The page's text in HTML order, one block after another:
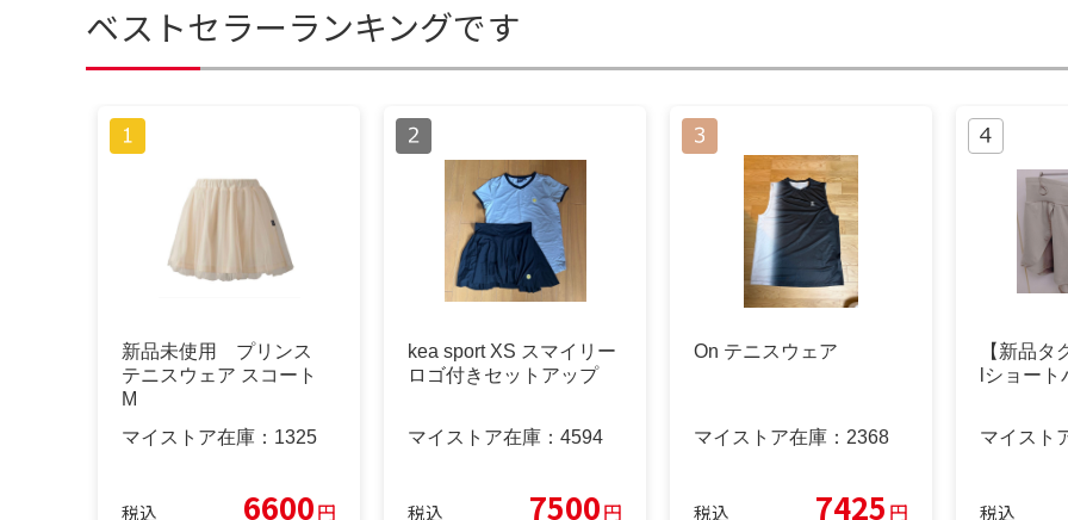
ベストセラーランキングです
新品未使用 プリンス
テニスウェア スコート
M
マイストア在庫： 1325
税込 6600円
kea sport XS スマイリー
ロゴ付きセットアップ
マイストア在庫： 4594
税込 7500円
On テニスウェア
マイストア在庫： 2368
税込 7425 円
【新品タ
lショー
マイスト
税込